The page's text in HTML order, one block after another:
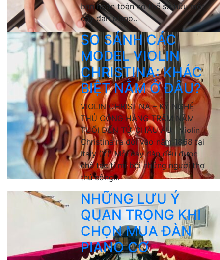
bạn hoàn toàn có thể sở hữu một
cây đàn piano...
SO SÁNH CÁC
MODEL VIOLIN
CHRISTINA: KHÁC
BIỆT NẰM Ở ĐÂU?
VIOLIN CHRISTINA – KỸ NGHỆ
THỦ CÔNG HÀNG TRĂM NĂM
TUỔI ĐẾN TỪ CHÂU ÂU Violin
Christina ra đời vào năm 1868 tại
Italy (Ý). Mỗi cây đàn đều được
chế tác tỉ mỉ bởi những người thợ
thủ công...
NHỮNG LƯU Ý
QUAN TRỌNG KHI
CHỌN MUA ĐÀN
PIANO CƠ